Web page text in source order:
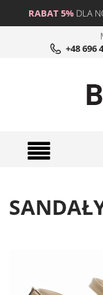
RABAT 5%DLA
+48 696